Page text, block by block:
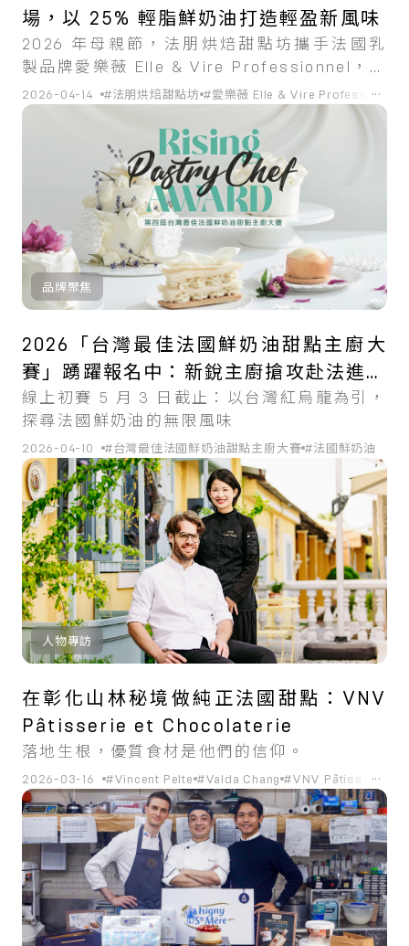
場，以 25% 輕脂鮮奶油打造輕盈新風味
2026 年母親節，法朋烘焙甜點坊攜手法國乳
製品牌愛樂薇 Elle & Vire Professionnel，共
同推出母親節限定甜點系列，主打以市場唯一
的 25% 輕脂鮮奶油打造輕盈且層次分明的風
2026-04-14 #法朋烘焙甜點坊 #愛樂薇 Elle & Vire Professionnel
...
品牌聚焦
2026「台灣最佳法國鮮奶油甜點主廚大
賽」踴躍報名中：新銳主廚搶攻赴法進修
入場券！
線上初賽 5 月 3 日截止：以台灣紅烏龍為引，
探尋法國鮮奶油的無限風味
2026-04-10 #台灣最佳法國鮮奶油甜點主廚大賽 #法國鮮奶油
人物專訪
在彰化山林秘境做純正法國甜點：VNV
Pâtisserie et Chocolaterie
落地生根，優質食材是他們的信仰。
2026-03-16 #Vincent Pelte #Valda Chang #VNV Pâtisserie et
...